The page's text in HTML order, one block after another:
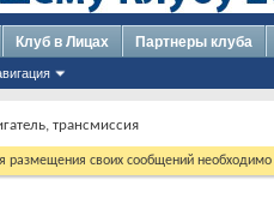
Клуб в Лицах Партнеры клуба
трансмиссия
размещения своих сообщений необходимо